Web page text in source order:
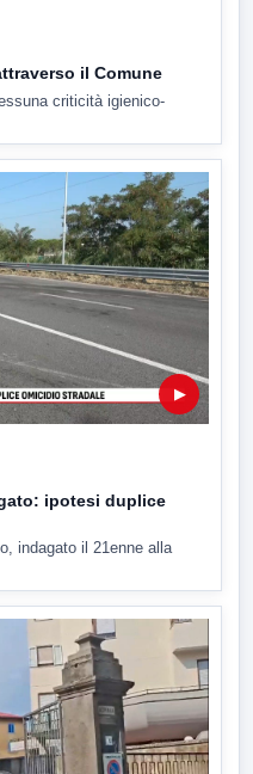
il Comune
criticità igienico-
▶
ipotesi duplice
indagato il 21enne alla